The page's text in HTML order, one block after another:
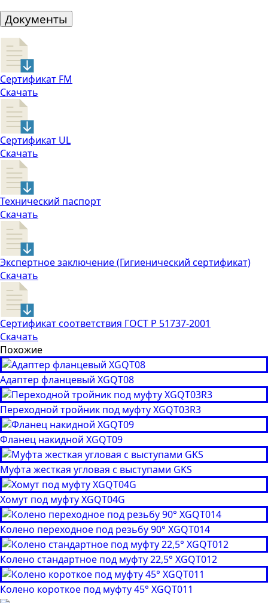
Документы
Сертификат FM
Скачать
Сертификат UL
Скачать
Технический паспорт
Скачать
Экспертное заключение (Гигиенический сертификат)
Скачать
Сертификат соответствия ГОСТ Р 51737-2001
Скачать
Похожие
Адаптер фланцевый XGQT08
Переходной тройник под муфту XGQT03R3
Фланец накидной XGQT09
Муфта жесткая угловая с выступами GKS
Хомут под муфту XGQT04G
Колено переходное под резьбу 90° XGQT014
Колено стандартное под муфту 22,5° XGQT012
Колено короткое под муфту 45° XGQT011